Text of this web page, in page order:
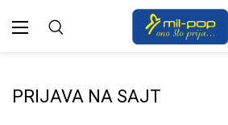
PRIJAVA NA SAJT